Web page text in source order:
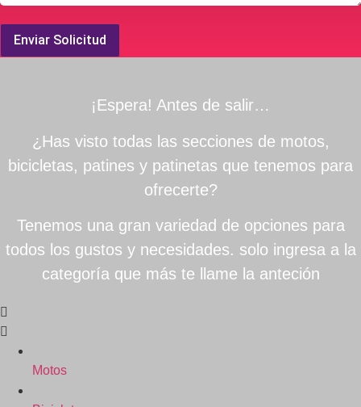
Enviar Solicitud
¡Espera! Antes de salir…
¿Has visto todas las secciones de motos,
bicicletas, patines y patinetas que tenemos para
ofrecerte?
Tenemos una gran variedad de opciones para
todos los gustos y necesidades. solo ingresa a la
categoría que más te llame la anteción
Motos